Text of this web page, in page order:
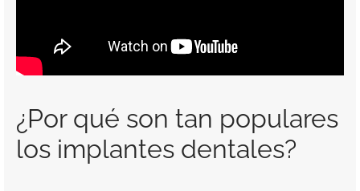
¿Por qué son tan populares
los implantes dentales?